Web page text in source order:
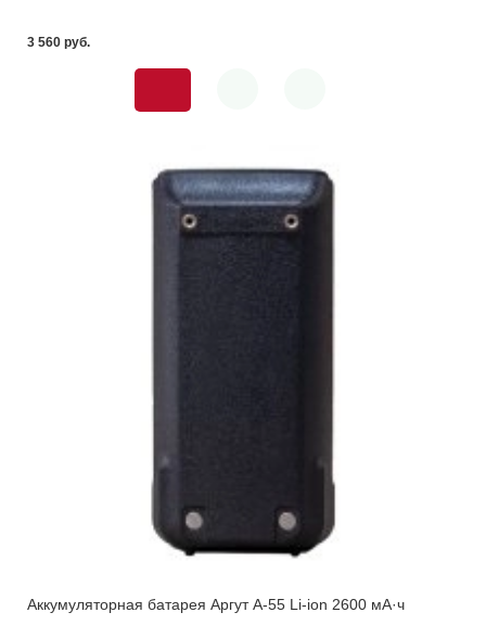
3 560 pуб.
Аккумуляторная батарея Аргут А-55 Li-ion 2600 мА·ч